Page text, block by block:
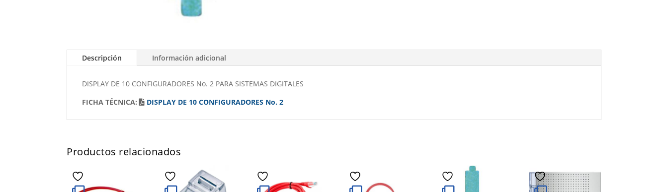
Descripción Información adicional
DISPLAY DE 10 CONFIGURADORES No. 2 PARA SISTEMAS DIGITALES
FICHA TÉCNICA:
DISPLAY DE 10 CONFIGURADORES No. 2
Productos relacionados